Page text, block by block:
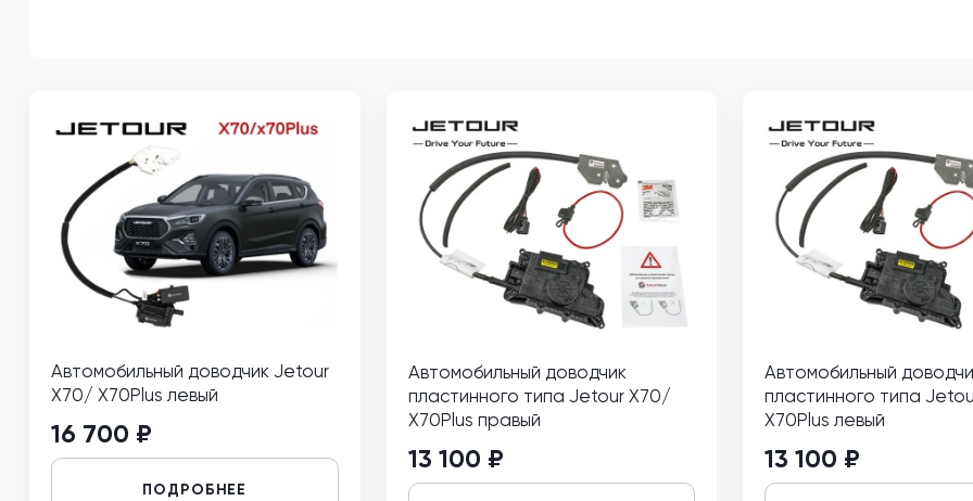
Автомобильный доводчик Jetour
X70/ Х70Plus левый
16 700 ₽
ПОДРОБНЕЕ
Автомобильный доводчик
пластинного типа Jetour X70/
Х70Plus правый
13 100 ₽
Автомобильный
пластинного типа
Х70Plus левый
13 100 ₽